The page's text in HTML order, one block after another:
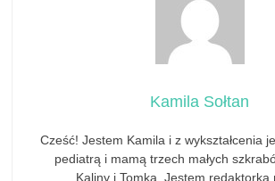
Kamila Sołtan
Cześć! Jestem Kamila i z wykształcenia
pediatrą i mamą trzech małych
Kaliny i Tomka. Jestem redaktorką